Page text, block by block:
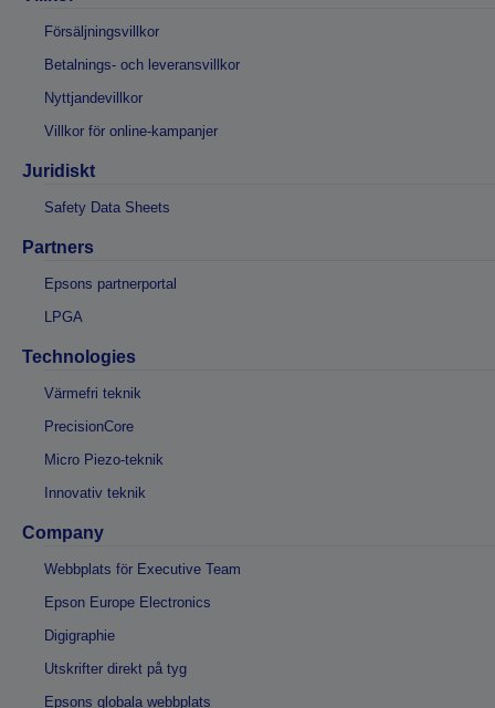
Försäljningsvillkor
Betalnings- och leveransvillkor
Nyttjandevillkor
Villkor för online-kampanjer
Juridiskt
Safety Data Sheets
Partners
Epsons partnerportal
LPGA
Technologies
Värmefri teknik
PrecisionCore
Micro Piezo-teknik
Innovativ teknik
Company
Webbplats för Executive Team
Epson Europe Electronics
Digigraphie
Utskrifter direkt på tyg
Epsons globala webbplats